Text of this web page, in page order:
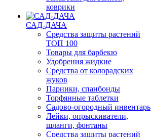
коврики
САД-ДАЧА
Средства защиты растений
ТОП 100
Товары для барбекю
Удобрения жидкие
Средства от колорадских
жуков
Парники, спанбонды
Торфянные таблетки
Садово-огородный инвентарь
Лейки, опрыскиватели,
шланги, фонтаны
Средства защиты растений